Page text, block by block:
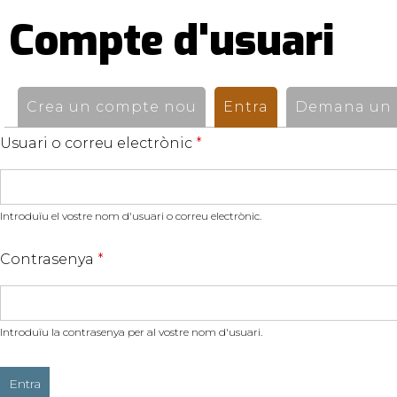
Compte d'usuari
Pestanyes
primàries
Crea un compte nou Entra (pestanya
Demana
Usuari o correu electrònic *
Introduïu el vostre nom d'usuari o correu electrònic.
Contrasenya *
Introduïu la contrasenya per al vostre nom d'usuari.